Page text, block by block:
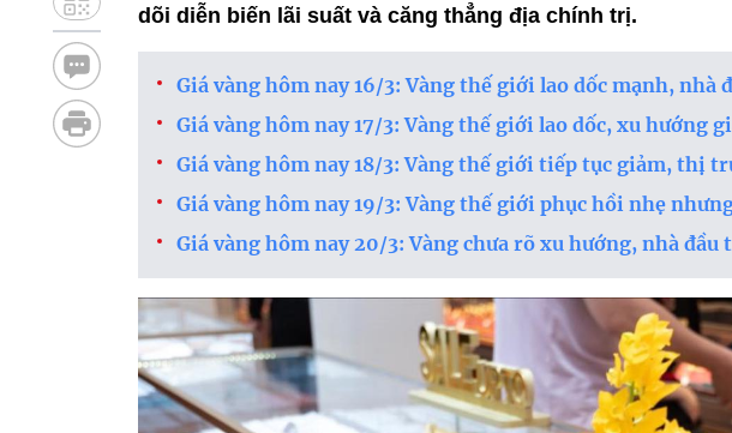
dõi diễn biến lãi suất và căng thẳng địa chính trị.
Giá vàng hôm nay 16/3: Vàng thế giới lao dốc mạnh, nhà
Giá vàng hôm nay 17/3: Vàng thế giới lao dốc, xu hướng
Giá vàng hôm nay 18/3: Vàng thế giới tiếp tục giảm, thị
Giá vàng hôm nay 19/3: Vàng thế giới phục hồi nhẹ
Giá vàng hôm nay 20/3: Vàng chưa rõ xu hướng, nhà